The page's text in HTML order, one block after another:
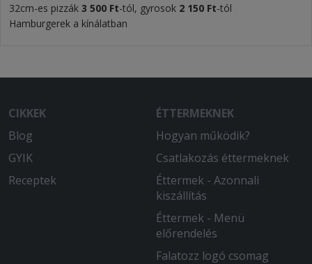
32cm-es pizzák 3 500 Ft-tól, gyrosok 2 150 Ft-tól
Hamburgerek a kínálatban
CIKKEK
Blog
GYIK
Receptek
ÉTTERMEKNEK
Hogyan működik?
Csatlakozás éttermeknek
Éttermek - Azonnali
kiszállítás
Éttermek - Menü
előrendelés
Falatozz logó csomag